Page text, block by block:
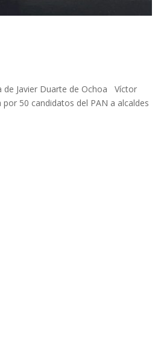
de Javier Duarte de Ochoa Víctor
por 50 candidatos del PAN a alcaldes